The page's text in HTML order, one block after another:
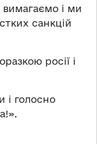
і ми
санкцій
росії і
і голосно